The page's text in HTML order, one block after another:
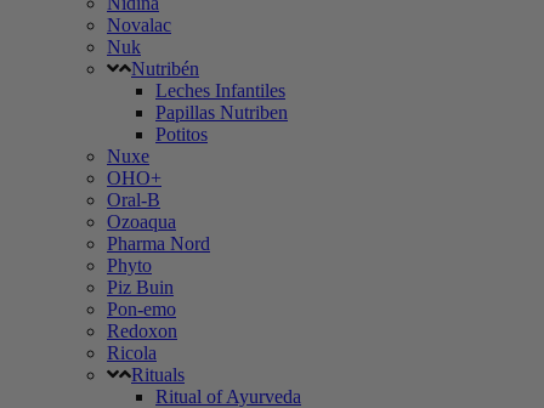
Novalac
Nuk
Nutribén
Leches Infantiles
Papillas Nutriben
Potitos
Nuxe
OHO+
Oral-B
Ozoaqua
Pharma Nord
Phyto
Piz Buin
Pon-emo
Redoxon
Ricola
Rituals
Ritual of Ayurveda